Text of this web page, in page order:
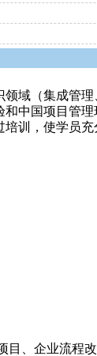
域（集成管
中国项目管
训，使学员
、企业流程改